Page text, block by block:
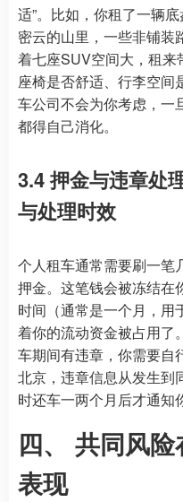
适”。比如，你租了一辆
密云的山里，一些非铺装
着七座SUV空间大，租
座椅是否舒适、行李空间
车公司不会为你考虑，一
都得自己消化。
3.4 押金与违章处
与处理时效
个人租车通常需要刷一笔
押金。这笔钱会被冻结在
时间（通常是一个月，用
着你的流动资金被占用了
车期间有违章，你需要自
北京，违章信息从发生到
时还车一两个月后才通知
四、 共同风
表现